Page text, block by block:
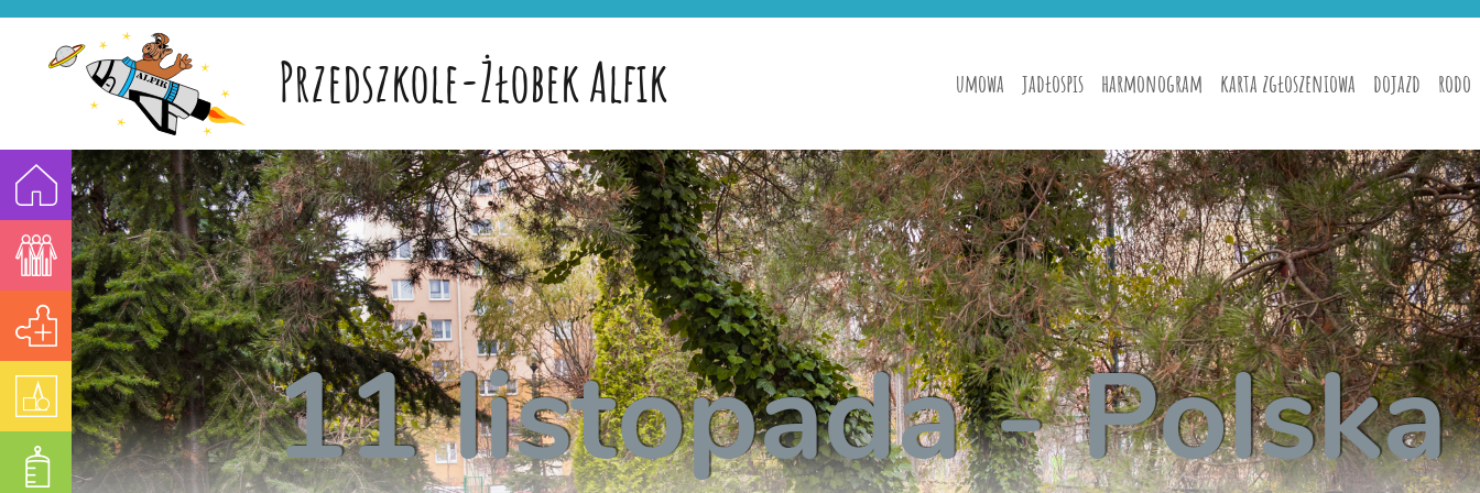
Przedszkole-Żłobek Alfik umowa jadłospis harmonogram karta zgłoszeniowa dojazd rodo
11 listopada - Polska